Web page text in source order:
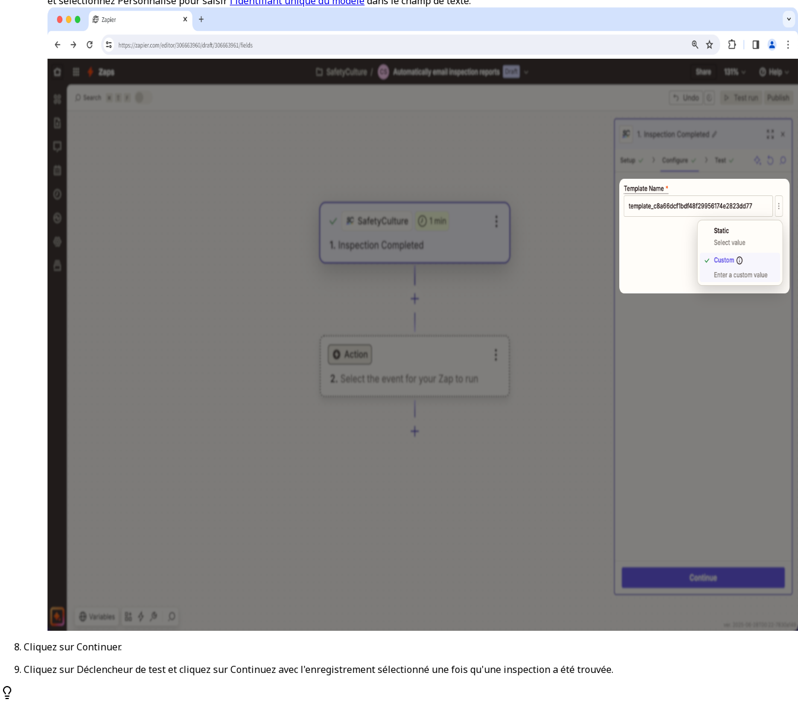
Cliquez surContinuer.
Cliquez sur Déclencheur de testet cliquez surContinuez avec l'enregistrement sélectionné une fois qu'une inspection a été trouvée.